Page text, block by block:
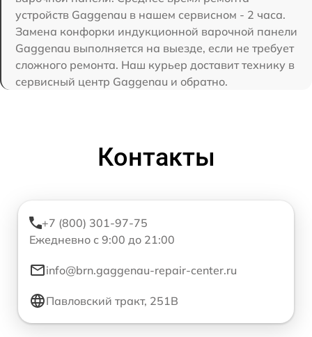
устройств Gaggenau в нашем сервисном - 2 часа.
Замена конфорки индукционной варочной панели
Gaggenau выполняется на выезде, если не требует
сложного ремонта. Наш курьер доставит технику в
сервисный центр Gaggenau и обратно.
Контакты
+7 (800) 301-97-75
Ежедневно с 9:00 до 21:00
info@brn.gaggenau-repair-center.ru
Павловский тракт, 251В